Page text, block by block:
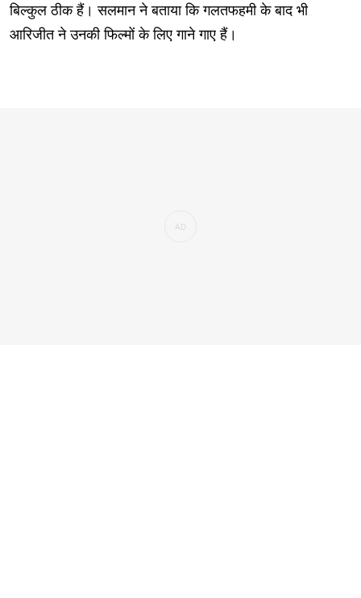
बिल्कुल ठीक हैं। सलमान ने बताया कि गलतफहमी के बाद भी
आरिजीत ने उनकी फिल्मों के लिए गाने गाए हैं।